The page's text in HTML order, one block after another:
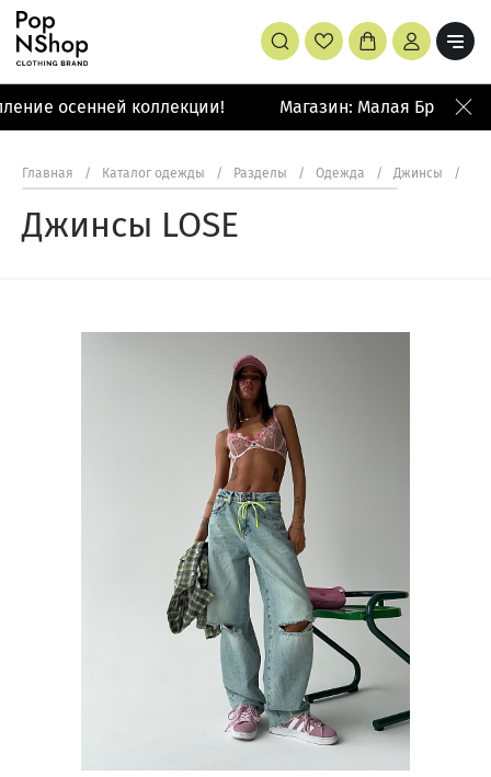
осенней коллекции! Магазин: Малая Бронная
Главная / Каталог одежды / Разделы / Одежда / Джинсы /
Джинсы LOSE